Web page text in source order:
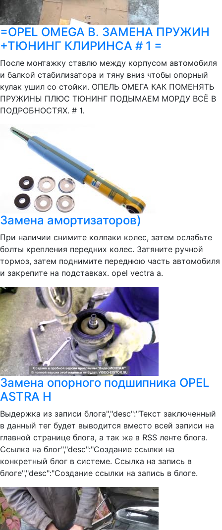
=OPEL ОМЕGA B. ЗАМЕНА ПРУЖИН
+ТЮНИНГ КЛИРИНСА # 1 =
После монтажку ставлю между корпусом автомобиля
и балкой стабилизатора и тяну вниз чтобы опорный
кулак ушил со стойки. ОПЕЛЬ ОМЕГА КАК ПОМЕНЯТЬ
ПРУЖИНЫ ПЛЮС ТЮНИНГ ПОДЫМАЕМ МОРДУ ВСЁ В
ПОДРОБНОСТЯХ. # 1.
Замена амортизаторов)
При наличии снимите колпаки колес, затем ослабьте
болты крепления передних колес. Затяните ручной
тормоз, затем поднимите переднюю часть автомобиля
и закрепите на подставках. opel vectra a.
Замена опорного подшипника OPEL
ASTRA H
Выдержка из записи блога","desc":"Текст заключенный
в данный тег будет выводится вместо всей записи на
главной странице блога, а так же в RSS ленте блога.
Ссылка на блог","desc":"Создание ссылки на
конкретный блог в системе. Ссылка на запись в
блоге","desc":"Создание ссылки на запись в блоге.